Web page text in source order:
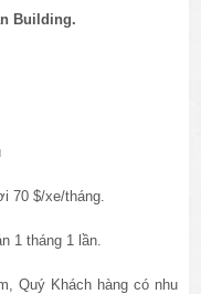
Building.
$/xe/tháng.
1 tháng 1 lần.
Quý Khách hàng có nhu